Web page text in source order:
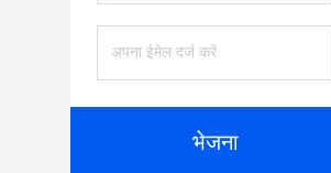
भेजना